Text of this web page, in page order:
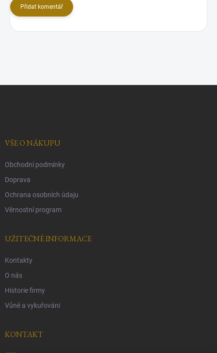
Přidat komentář
VŠE O NÁKUPU
Obchodní podmínky
Doprava
Ochrana osobních údaju
Věrnostní program
UŽITEČNÉ INFORMACE
Kontakty
O nás
Historie firmy
Vůně a vykuřováni
KONTAKT